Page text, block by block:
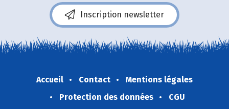
Inscription newsletter
Accueil Contact
Mentions légales
Protection des données
CGU